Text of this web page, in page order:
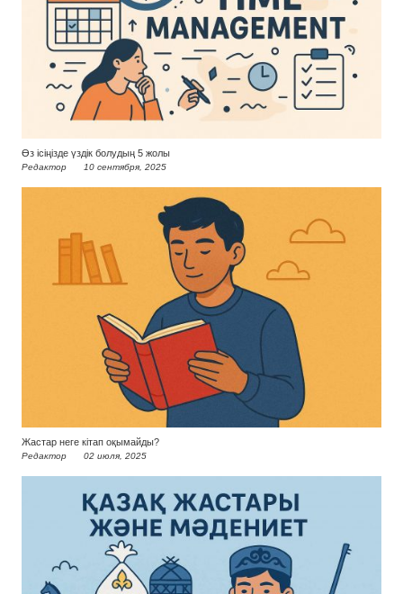
Өз ісіңізде үздік болудың 5 жолы
Редактор 10 сентября, 2025
Жастар неге кітап оқымайды?
Редактор 02 июля, 2025